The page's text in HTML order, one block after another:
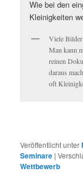
Viele Bilder
Man kann
reinen
daraus
oft
Veröffentlicht unter
Seminare |
Wettbewerb